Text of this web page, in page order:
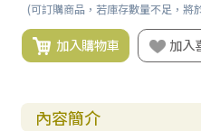
(可訂購商品，若庫存數量不足，將
加入購物車 加入
內容簡介